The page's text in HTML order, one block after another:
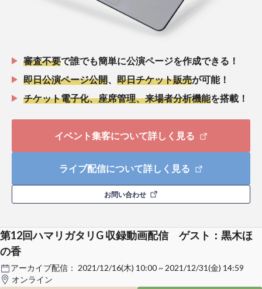
審査不要で誰でも簡単に公演ページを作成できる！
即日公演ページ公開
即日チケット販売が可能！
チケット電子化、座席管理、来場者分析機能を搭載！
イベント集客について詳しく見る
ライブ配信について詳しく見る
お問い合わせ
第12回ハマリガタリG 収録動画配信 ゲスト：黒木ほ
の香
アーカイブ配信： 2021/12/16(木) 10:00 ~ 2021/12/31(金) 14:59
オンライン